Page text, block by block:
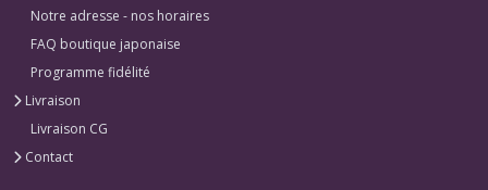
Notre adresse - nos horaires
FAQ boutique japonaise
Programme fidélité
Livraison
Livraison CG
Contact